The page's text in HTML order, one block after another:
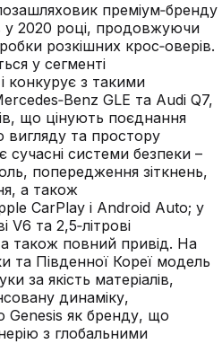
преміум‑бренду
у 2020 році, продовжуючи
розкішних крос‑оверів.
у сегменті
конкурує з такими
GLE та Audi Q7,
що цінують поєднання
вигляду та простору
сучасні системи безпеки –
попередження зіткнень,
а також
CarPlay і Android Auto; у
V6 та 2,5‑літрові
а також повний привід. На
та Південної Кореї модель
за якість матеріалів,
динаміку,
Genesis як бренду, що
з глобальними